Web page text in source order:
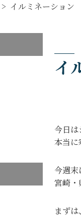
> イルミネーション
イ
今日は
本当に
今週末
宮崎・
まずは